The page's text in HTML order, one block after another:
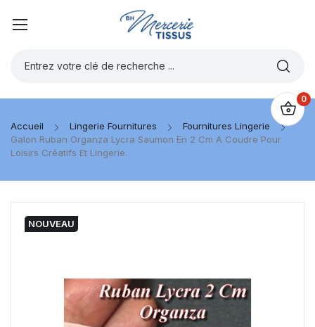
0
Accueil Lingerie Fournitures
Fournitures Lingerie
Galon Ruban Organza Lycra Saumon En 2 Cm A Coudre Pour
Loisirs Créatifs Et Lingerie.
NOUVEAU